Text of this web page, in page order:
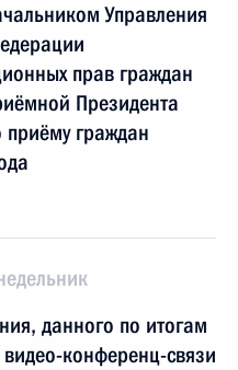
Управления
прав граждан
Президента
граждан
данного по итогам
конференц-связи